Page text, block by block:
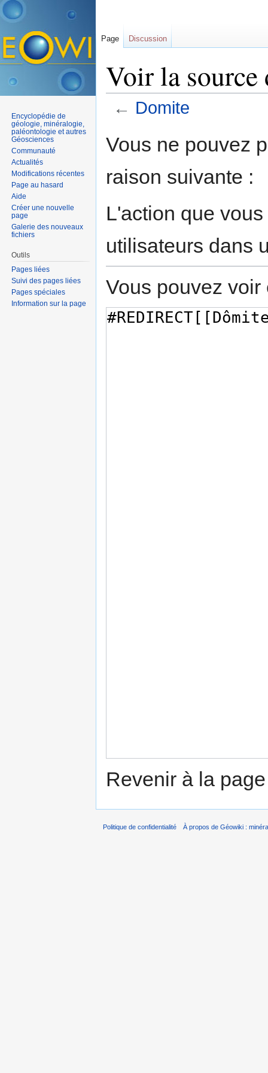
Voir la source
← Domite
Vous ne pouvez
raison suivante :
L'action que
utilisateurs dans
Vous pouvez
Revenir à la
Page Discussion
Encyclopédie de
géologie, minéralogie,
paléontologie et autres
Géosciences
Communauté
Actualités
Modifications récentes
Page au hasard
Aide
Créer une nouvelle
page
Galerie des nouveaux
fichiers
Outils
Pages liées
Suivi des pages liées
Pages spéciales
Information sur la page
Politique de confidentialité À propos de Géowiki :